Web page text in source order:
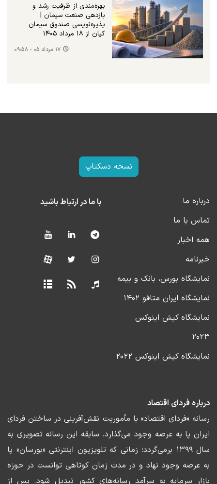
بهره‌مندی از ظرفیت رشد و
بازدهی صنعت سیمان |
پذیره‌نویسی صندوق سیمان
کیان از ۱۸ مرداد ۱۴۰۵
۱۷ مرداد ۰۵ - ۰۹:۵۸
نسخه دسکتاپ
درباره ما
تماس با ما
همه اخبار
خبرنامه
نمایشگاه بورس، بانک و بیمه
نمایشگاه ایران متافو ۱۴۰۲
نمایشگاه کیش اینوکس
۲۰۲۳
نمایشگاه کیش اینوکس ۲۰۲۲
با ما در ارتباط باشید
درباره فردای اقتصاد
رسانه «فردای اقتصاد» با مأموریت نقش‌آفرینی در ساختن فردای
ایران پا به عرصه وجود می‌گذارد. سابقه این رسانه تصویری به
سال ۱۳۹۹ برمی‌گردد؛ زمانی که تلویزیون اینترنتی «بورسان» پا
به عرصه وجود نهاد و در مدت زمان کوتاهی توانست در حوزه
بازار سرمایه به سرآمد رسانه‌های کشور تبدیل شود. پس از